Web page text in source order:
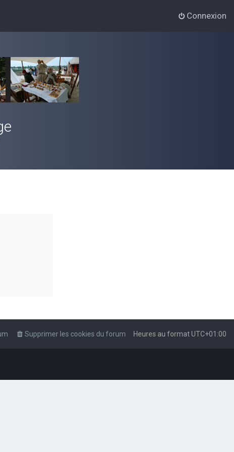
Connexion
Heures au formatUTC+01:00
Supprimer les cookies du forum